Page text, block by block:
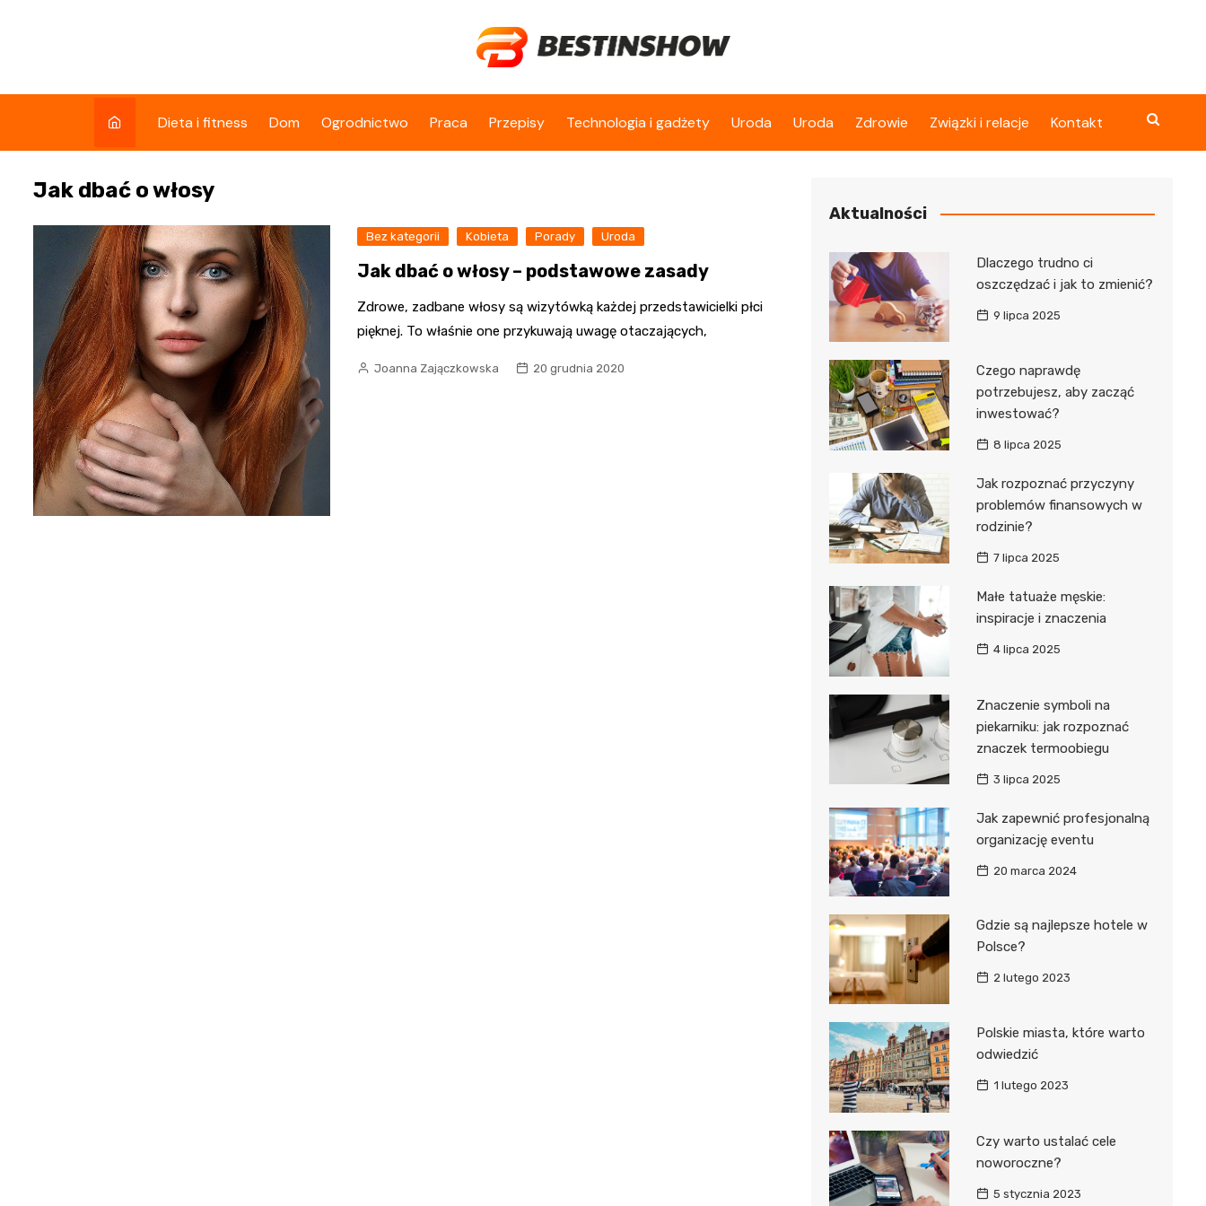
Dieta i fitness Dom Ogrodnictwo Praca Przepisy Technologia i gadżety Uroda Uroda Zdrowie Związki i relacje Kontakt
Jak dbać o włosy
Bez kategorii Kobieta Porady Uroda
Jak dbać o włosy – podstawowe zasady
Zdrowe, zadbane włosy są wizytówką każdej przedstawicielki płci
pięknej. To właśnie one przykuwają uwagę otaczających,
Joanna Zajączkowska 20 grudnia 2020
Aktualności
Dlaczego trudno ci
oszczędzać i jak to zmienić?
9 lipca 2025
Czego naprawdę
potrzebujesz, aby zacząć
inwestować?
8 lipca 2025
Jak rozpoznać przyczyny
problemów finansowych w
rodzinie?
7 lipca 2025
Małe tatuaże męskie:
inspiracje i znaczenia
4 lipca 2025
Znaczenie symboli na
piekarniku: jak rozpoznać
znaczek termoobiegu
3 lipca 2025
Jak zapewnić profesjonalną
organizację eventu
20 marca 2024
Gdzie są najlepsze hotele w
Polsce?
2 lutego 2023
Polskie miasta, które warto
odwiedzić
1 lutego 2023
Czy warto ustalać cele
noworoczne?
5 stycznia 2023